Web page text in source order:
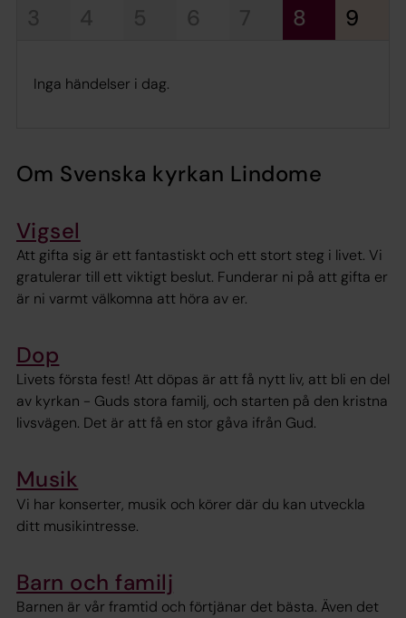
4 6 8 9
Inga händelser i dag.
Om Svenska kyrkan Lindome
Vigsel
Att gifta sig är ett fantastiskt och ett stort steg i livet. Vi
gratulerar till ett viktigt beslut. Funderar ni på att gifta er
är ni varmt välkomna att höra av er.
Dop
Livets första fest! Att döpas är att få nytt liv, att bli en del
av kyrkan - Guds stora familj, och starten på den kristna
livsvägen. Det är att få en stor gåva ifrån Gud.
Musik
Vi har konserter, musik och körer där du kan utveckla
ditt musikintresse.
Barn och familj
Barnen är vår framtid och förtjänar det bästa. Även det